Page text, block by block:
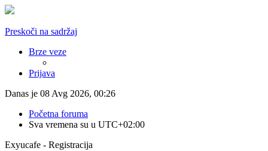
Preskoči na sadržaj
Brze veze
Prijava
Danas je 08 Avg 2026, 00:26
Početna foruma
Sva vremena su u UTC+02:00
Exyucafe - Registracija